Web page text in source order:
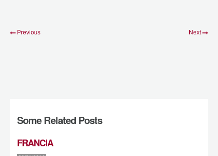
Previous Next
Some Related Posts
FRANCIA